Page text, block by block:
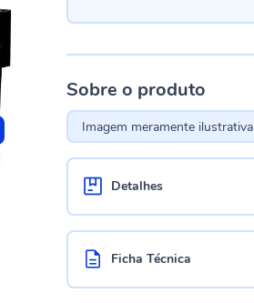
Sobre o produto
Imagem meramente ilustrativa
Detalhes
Ficha Técnica